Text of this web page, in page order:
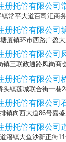
册托管有限公司
常平大道百司汇商
册托管有限公司
厦镇环市西路广盈
册托管有限公司
镇三联政通路凤岗商
册托管有限公司
头镇莲城联合街一巷
册托管有限公司
镇向西大道86号嘉
册托管有限公司
滘镇大鱼沙新正街